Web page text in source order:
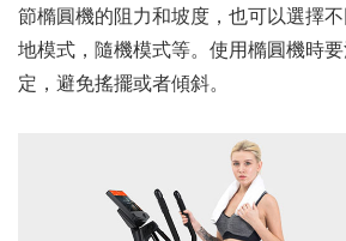
節橢圓機的阻力和坡度，也可以選擇
地模式，隨機模式等。使用橢圓機時
定，避免搖擺或者傾斜。